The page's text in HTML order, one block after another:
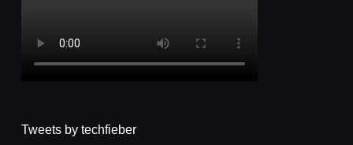
Tweets by techfieber